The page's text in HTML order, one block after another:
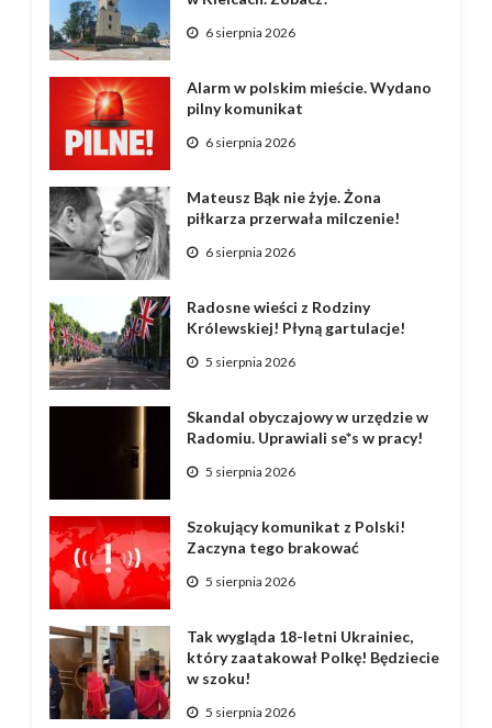
6 sierpnia 2026
Alarm w polskim mieście. Wydano
pilny komunikat
6 sierpnia 2026
Mateusz Bąk nie żyje. Żona
piłkarza przerwała milczenie!
6 sierpnia 2026
Radosne wieści z Rodziny
Królewskiej! Płyną gartulacje!
5 sierpnia 2026
Skandal obyczajowy w urzędzie w
Radomiu. Uprawiali se*s w pracy!
5 sierpnia 2026
Szokujący komunikat z Polski!
Zaczyna tego brakować
5 sierpnia 2026
Tak wygląda 18-letni Ukrainiec,
który zaatakował Polkę! Będziecie
w szoku!
5 sierpnia 2026